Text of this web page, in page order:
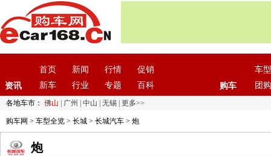
资讯
首页 新闻 行情
促销
新车
行业 专题 百科 购车
车型
团购
各地车市： 佛山 广州 中山 无锡 更多>>
购车网 > 车型全览 > 长城 > 长城汽车 > 炮
炮